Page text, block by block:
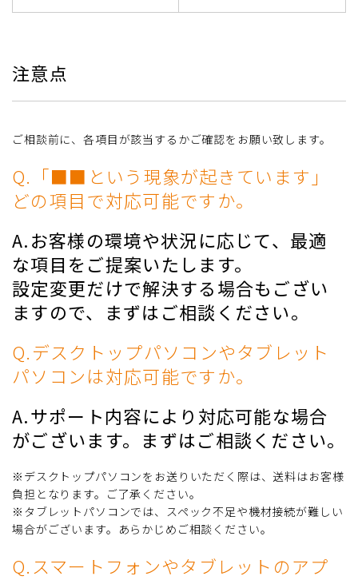
注意点
ご相談前に、各項目が該当するかご確認をお願い致します。
Q.「■■という現象が起きています」
どの項目で対応可能ですか。
A.お客様の環境や状況に応じて、最適
な項目をご提案いたします。
設定変更だけで解決する場合もござい
ますので、まずはご相談ください。
Q.デスクトップパソコンやタブレット
パソコンは対応可能ですか。
A.サポート内容により対応可能な場合
がございます。まずはご相談ください。
※デスクトップパソコンをお送りいただく際は、送料はお客様
負担となります。ご了承ください。
※タブレットパソコンでは、スペック不足や機材接続が難しい
場合がございます。あらかじめご相談ください。
Q.スマートフォンやタブレットのアプ